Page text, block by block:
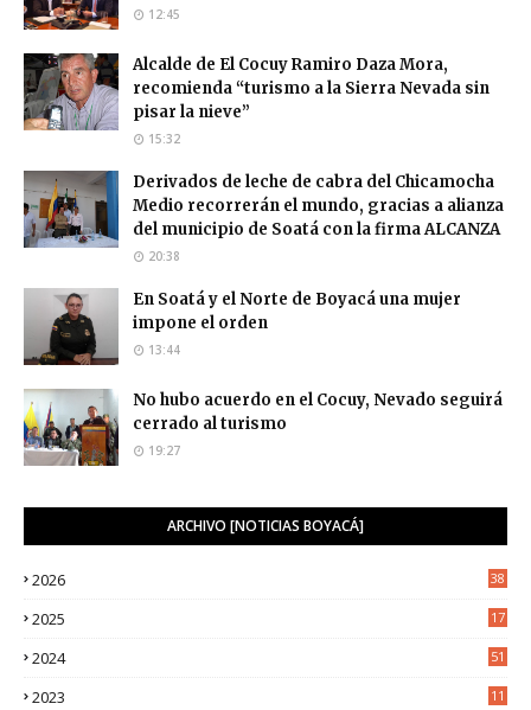
12:45
Alcalde de El Cocuy Ramiro Daza Mora,
recomienda “turismo a la Sierra Nevada sin
pisar la nieve”
15:32
Derivados de leche de cabra del Chicamocha
Medio recorrerán el mundo, gracias a alianza
del municipio de Soatá con la firma ALCANZA
20:38
En Soatá y el Norte de Boyacá una mujer
impone el orden
13:44
No hubo acuerdo en el Cocuy, Nevado seguirá
cerrado al turismo
19:27
ARCHIVO [NOTICIAS BOYACÁ]
2026 38
2025
17
2024 51
2023
11